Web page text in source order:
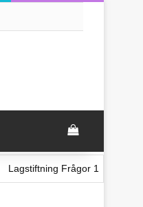
View your
| Lagstiftning Frågor 1